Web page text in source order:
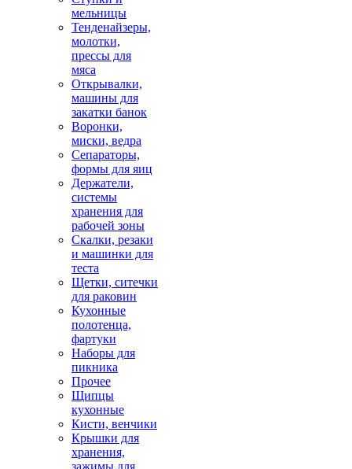
мельницы
Тенденайзеры,
молотки,
прессы для
мяса
Открывалки,
машины для
закатки банок
Воронки,
миски, ведра
Сепараторы,
формы для яиц
Держатели,
системы
хранения для
рабочей зоны
Скалки, резаки
и машинки для
теста
Щетки, ситечки
для раковин
Кухонные
полотенца,
фартуки
Наборы для
пикника
Прочее
Щипцы
кухонные
Кисти, венчики
Крышки для
хранения,
зажимы для